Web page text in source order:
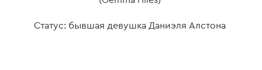
Статус: бывшая девушка Даниэля Алстона